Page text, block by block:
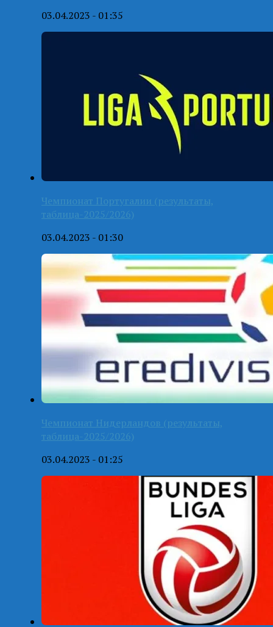
03.04.2023 - 01:35
Чемпионат Португалии (результаты,
таблица-2025/2026)
03.04.2023 - 01:30
Чемпионат Нидерландов (результаты,
таблица-2025/2026)
03.04.2023 - 01:25